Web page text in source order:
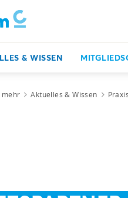
& WISSEN
mehr Aktuelles & Wissen